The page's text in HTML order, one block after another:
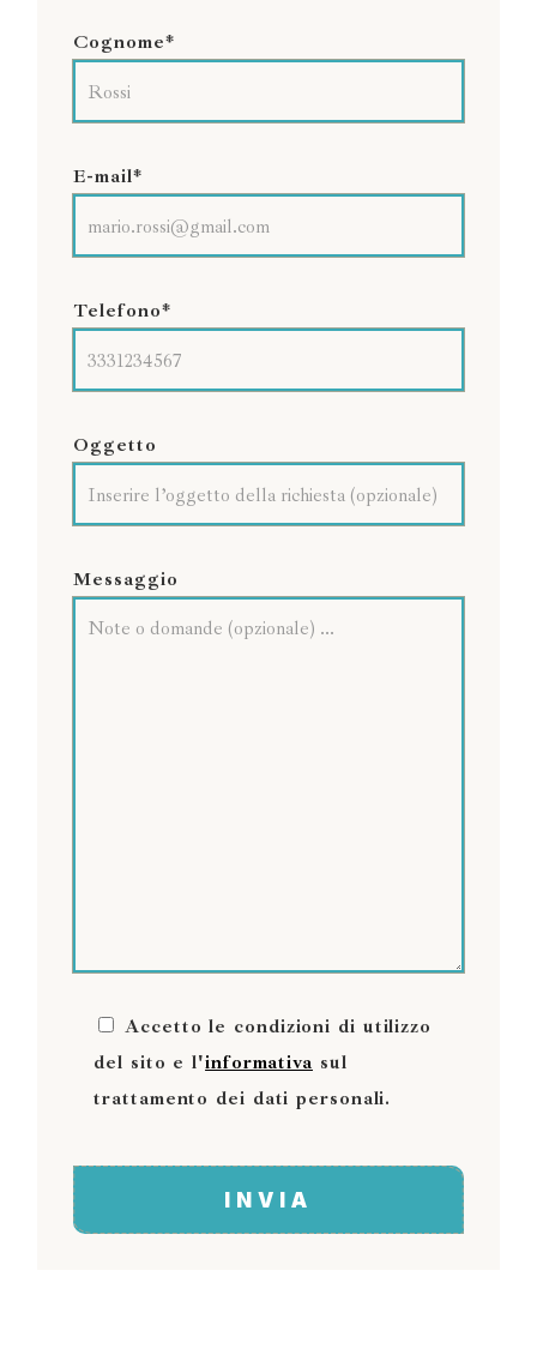
Cognome*
E-mail*
Telefono*
Oggetto
Messaggio
Accetto le condizioni di utilizzo
del sito e l'informativa sul
trattamento dei dati personali.
INVIA